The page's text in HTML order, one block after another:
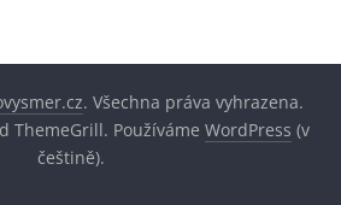
. Všechna práva vyhrazena.
ThemeGrill. Používáme WordPress (v
češtině).